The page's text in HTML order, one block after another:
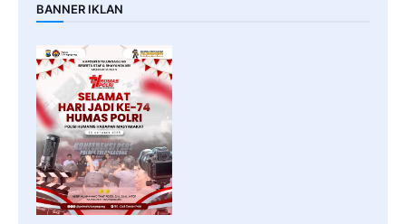
BANNER IKLAN